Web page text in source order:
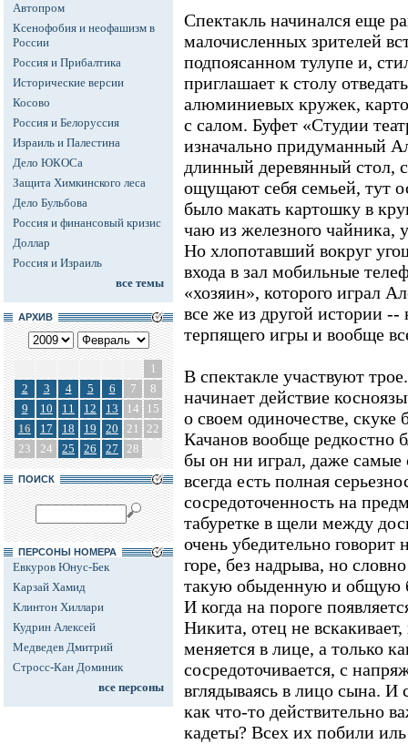
Автопром
Ксенофобия и неофашизм в
России
Россия и Прибалтика
Исторические версии
Косово
Россия и Белоруссия
Израиль и Палестина
Дело ЮКОСа
Защита Химкинского леса
Дело Бульбова
Россия и финансовый кризис
Доллар
Россия и Израиль
все темы
АРХИВ
1
2
3 4 5 6 7
8
9
10 11 12 13 14
15
16
17 18 19 20 21
22
23
24 25 26 27 28
ПОИСК
ПЕРСОНЫ НОМЕРА
Евкуров Юнус-Бек
Карзай Хамид
Клинтон Хиллари
Кудрин Алексей
Медведев Дмитрий
Стросс-Кан Доминик
все персоны
Спектакль начинался еще
малочисленных зрителей
подпоясанном тулупе и,
приглашает к столу
алюминиевых кружек,
с салом. Буфет «Студии
изначально придуманный
длинный деревянный стол,
ощущают себя семьей, тут
было макать картошку в
чаю из железного чайника,
Но хлопотавший вокруг
входа в зал мобильные
«хозяин», которого играл
все же из другой истории --
терпящего игры и вообще
В спектакле участвуют
начинает действие
о своем одиночестве,
Качанов вообще редкостно
бы он ни играл, даже
всегда есть полная
сосредоточенность на
табуретке в щели между
очень убедительно
горе, без надрыва, но
такую обыденную и общую
И когда на пороге
Никита, отец не
меняется в лице, а только
сосредоточивается, с
вглядываясь в лицо сына. И
как что-то действительно
кадеты? Всех их побили